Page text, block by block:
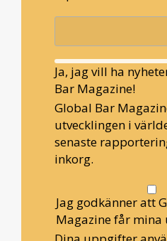
Ja, jag vill ha
Bar Magazine!
Global Bar
utvecklingen i
senaste
inkorg.
Jag godkänner att
Magazine får